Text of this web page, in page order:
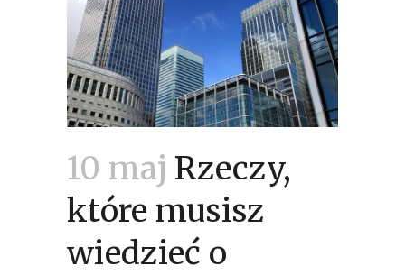
10 maj Rzeczy,
które musisz
wiedzieć o